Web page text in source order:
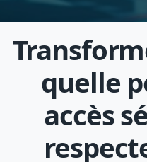
quelle
accès